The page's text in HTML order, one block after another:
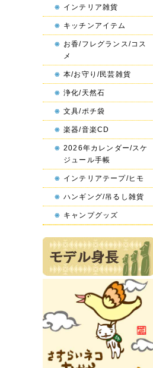
インテリア雑貨
キッチンアイテム
お香/フレグランス/コス
メ
本/お守り/民芸雑貨
浄化/天然石
文具/ポチ袋
楽器/音楽CD
2026年カレンダー/スケ
ジュール手帳
インテリアテープ/ヒモ
ハンギング/吊るし雑貨
キャンプグッズ